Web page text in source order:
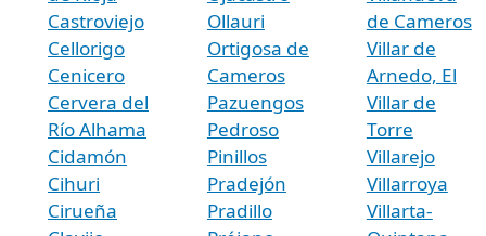
Castroviejo
Cellorigo
Cenicero
Cervera del
Río Alhama
Cidamón
Cihuri
Cirueña
Ollauri
Ortigosa de
Cameros
Pazuengos
Pedroso
Pinillos
Pradejón
Pradillo
de Cameros
Villar de
Arnedo, El
Villar de
Torre
Villarejo
Villarroya
Villarta-